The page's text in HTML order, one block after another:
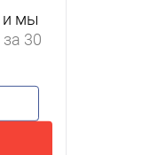
и мы
за 30